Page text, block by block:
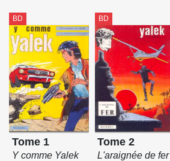
BD
Tome 1
Y comme Yalek
BD
Tome 2
L'araignée de fer